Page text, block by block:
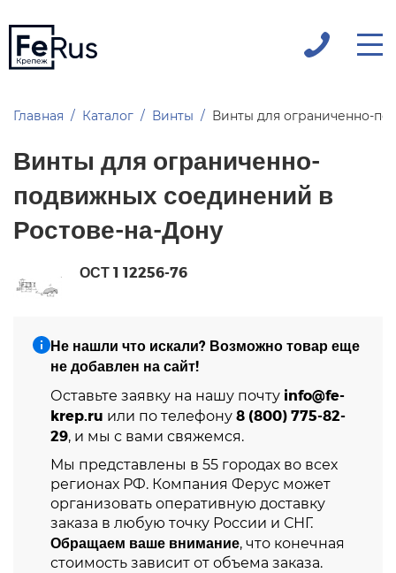
Главная Каталог Винты Винты для ограниченно-
Винты для ограниченно-
подвижных соединений в
Ростове-на-Дону
ОСТ 1 12256-76
Не нашли что искали? Возможно товар еще
не добавлен на сайт!
Оставьте заявку на нашу почту info@fe-
krep.ru или по телефону 8 (800) 775-82-
29, и мы с вами свяжемся.
Мы представлены в 55 городах во всех
регионах РФ. Компания Ферус может
организовать оперативную доставку
заказа в любую точку России и СНГ.
Обращаем ваше внимание, что конечная
стоимость зависит от объема заказа.